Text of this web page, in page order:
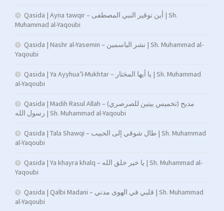
Qasida | Ayna tawqir – أين توقير النبي المصطفى | Sh.
Muhammad al-Yaqoubi
Qasida | Nashr al-Yasemin – نشر الياسمين | Sh. Muhammad al-
Yaqoubi
Qasida | Ya Ayyhua’l-Mukhtar – يا أيها المختار | Sh. Muhammad
al-Yaqoubi
Qasida | Madih Rasul Allah – (تخميس بيتين للصرصري) مديح
رسول الله | Sh. Muhammad al-Yaqoubi
Qasida | Tala Shawqi – طال شوقي إلى الحبيب | Sh. Muhammad
al-Yaqoubi
Qasida | Ya khayra khalq – يا خير خلق الله | Sh. Muhammad al-
Yaqoubi
Qasida | Qalbi Madani – قلبي في الهوى مدني | Sh. Muhammad
al-Yaqoubi